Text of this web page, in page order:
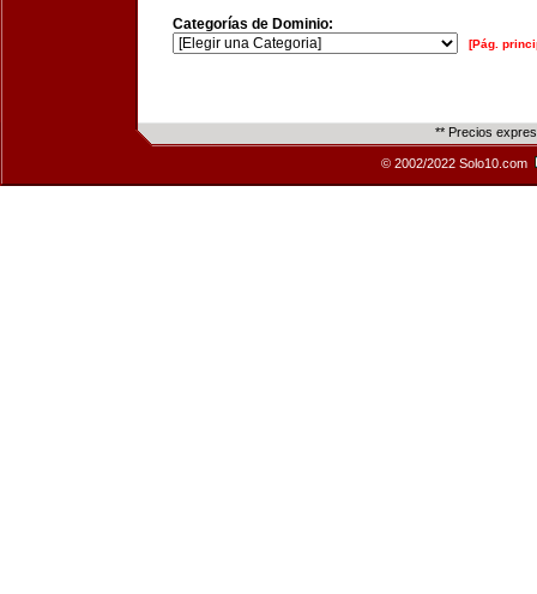
Categorías de Dominio:
[Pág.
** Precios
© 2002/2022 Solo10.com